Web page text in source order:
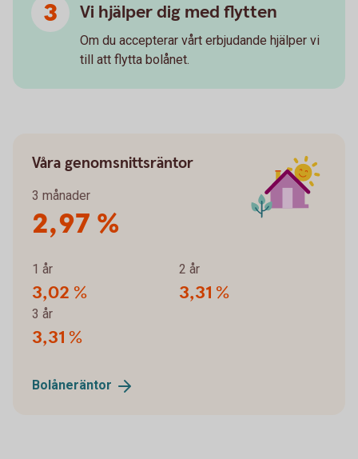
Vi hjälper dig med flytten
Om du accepterar vårt erbjudande hjälper vi
till att flytta bolånet.
Våra genomsnittsräntor
3 månader
2,97 %
1 år
3,02 %
2 år
3,31 %
3 år
3,31 %
Bolåneräntor